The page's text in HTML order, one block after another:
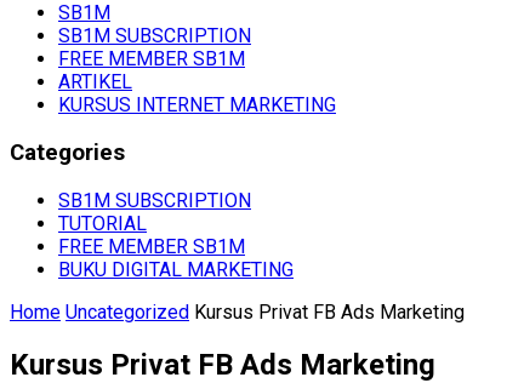
SB1M
SB1M SUBSCRIPTION
FREE MEMBER SB1M
ARTIKEL
KURSUS INTERNET MARKETING
Categories
SB1M SUBSCRIPTION
TUTORIAL
FREE MEMBER SB1M
BUKU DIGITAL MARKETING
Home Uncategorized Kursus Privat FB Ads Marketing
Kursus Privat FB Ads Marketing